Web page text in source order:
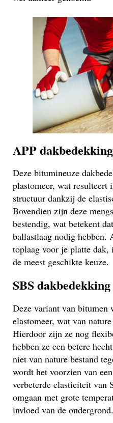
APP dakbedekking
Deze bitumineuze
plastomeer, wat resulteert
structuur dankzij de
Bovendien zijn deze
bestendig, wat betekent
ballastlaag nodig hebben.
toplaag voor je platte dak,
de meest geschikte keuze.
SBS dakbedekking
Deze variant van bitumen
elastomeer, wat van
Hierdoor zijn ze nog
hebben ze een betere
niet van nature bestand
wordt het voorzien van
verbeterde elasticiteit van
omgaan met grote
invloed van de ondergrond.